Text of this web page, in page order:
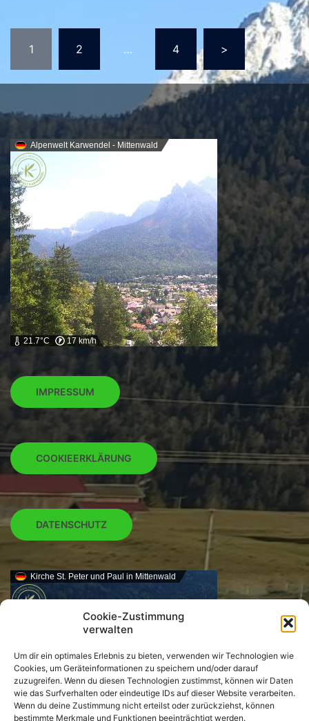
Cookie-Zustimmung
verwalten
Um dir ein optimales Erlebnis zu bieten, verwenden wir Technologien wie
Cookies, um Geräteinformationen zu speichern und/oder darauf
zuzugreifen. Wenn du diesen Technologien zustimmst, können wir Daten
wie das Surfverhalten oder eindeutige IDs auf dieser Website verarbeiten.
Wenn du deine Zustimmung nicht erteilst oder zurückziehst, können
bestimmte Merkmale und Funktionen beeinträchtigt werden.
der
Beiträge
1 2 … 4 >
Alpenwelt Karwendel - Mittenwald
21.7°C 17 km/h
IMPRESSUM
COOKIEERKLÄRUNG
DATENSCHUTZ
Kirche St. Peter und Paul in Mittenwald